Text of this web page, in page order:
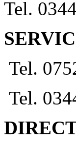
Tel.
Tel.
Tel.